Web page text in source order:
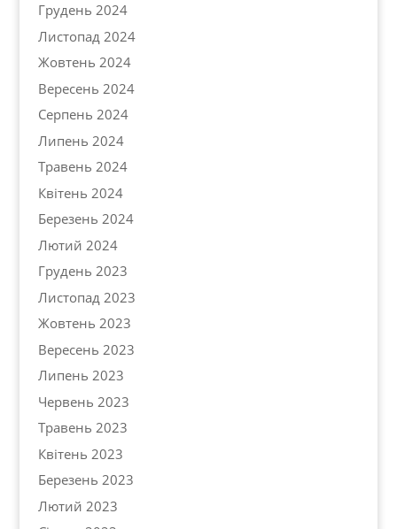
Грудень 2024
Листопад 2024
Жовтень 2024
Вересень 2024
Серпень 2024
Липень 2024
Травень 2024
Квітень 2024
Березень 2024
Лютий 2024
Грудень 2023
Листопад 2023
Жовтень 2023
Вересень 2023
Липень 2023
Червень 2023
Травень 2023
Квітень 2023
Березень 2023
Лютий 2023